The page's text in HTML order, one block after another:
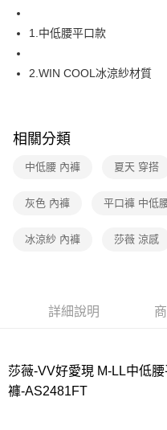
全家取貨付款
每筆NT$80，滿NT$1,000(含
付款後全家取貨
每筆NT$80，滿NT$1,000(含
付款後7-11取貨
每筆NT$80，滿NT$1,000(含
1.中低腰平口款
2.WIN COOL冰涼紗材質
相關分類
中低腰 內褲 夏天 穿搭
灰色 內褲 平口褲 中低
冰涼紗 內褲 莎薇 涼感
詳細說明
莎薇-VV好愛現 M-LL中低
褲-AS2481FT